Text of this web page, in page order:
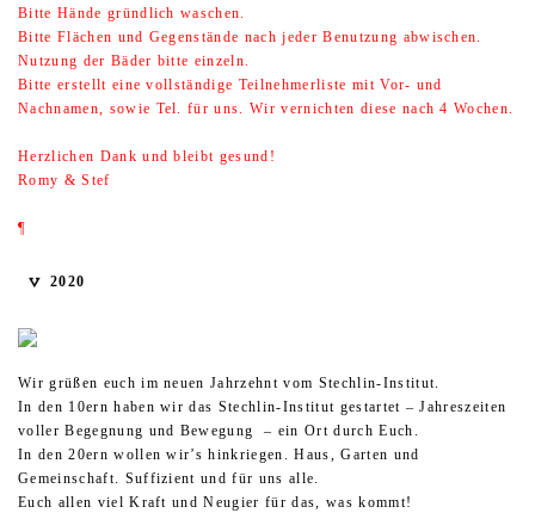
Bitte Hände gründlich waschen.
Bitte Flächen und Gegenstände nach jeder Benutzung abwischen.
Nutzung der Bäder bitte einzeln.
Bitte erstellt eine vollständige Teilnehmerliste mit Vor- und
Nachnamen, sowie Tel. für uns. Wir vernichten diese nach 4 Wochen.
Herzlichen Dank und bleibt gesund!
Romy & Stef
¶
2020
Wir grüßen euch im neuen Jahrzehnt vom Stechlin-Institut.
In den 10ern haben wir das Stechlin-Institut gestartet – Jahreszeiten
voller Begegnung und Bewegung – ein Ort durch Euch.
In den 20ern wollen wir’s hinkriegen. Haus, Garten und
Gemeinschaft. Suffizient und für uns alle.
Euch allen viel Kraft und Neugier für das, was kommt!